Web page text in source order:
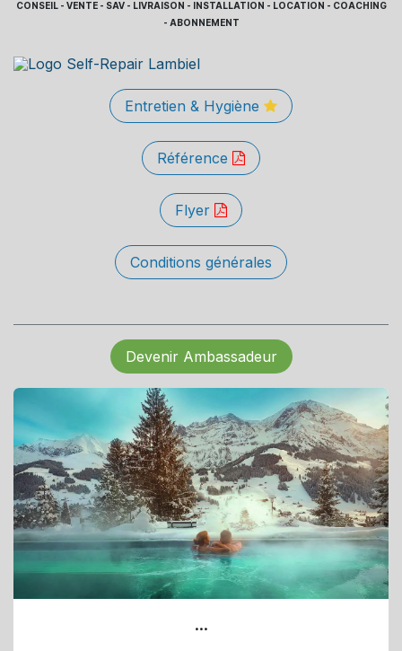
CONSEIL - VENTE - SAV - LIVRAISON - INSTALLATION - LOCATION - COACHING
- ABONNEMENT
Entretien & Hygiène
Référence
Flyer
Conditions générales
Devenir Ambassadeur
...